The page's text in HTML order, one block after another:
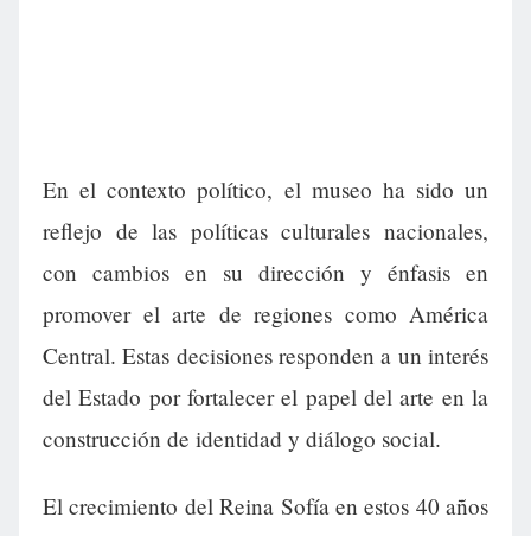
En el contexto político, el museo ha sido un
reflejo de las políticas culturales nacionales,
con cambios en su dirección y énfasis en
promover el arte de regiones como América
Central. Estas decisiones responden a un interés
del Estado por fortalecer el papel del arte en la
construcción de identidad y diálogo social.
El crecimiento del Reina Sofía en estos 40 años